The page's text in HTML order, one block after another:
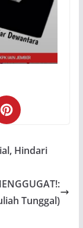
Hindari
Tunggal)